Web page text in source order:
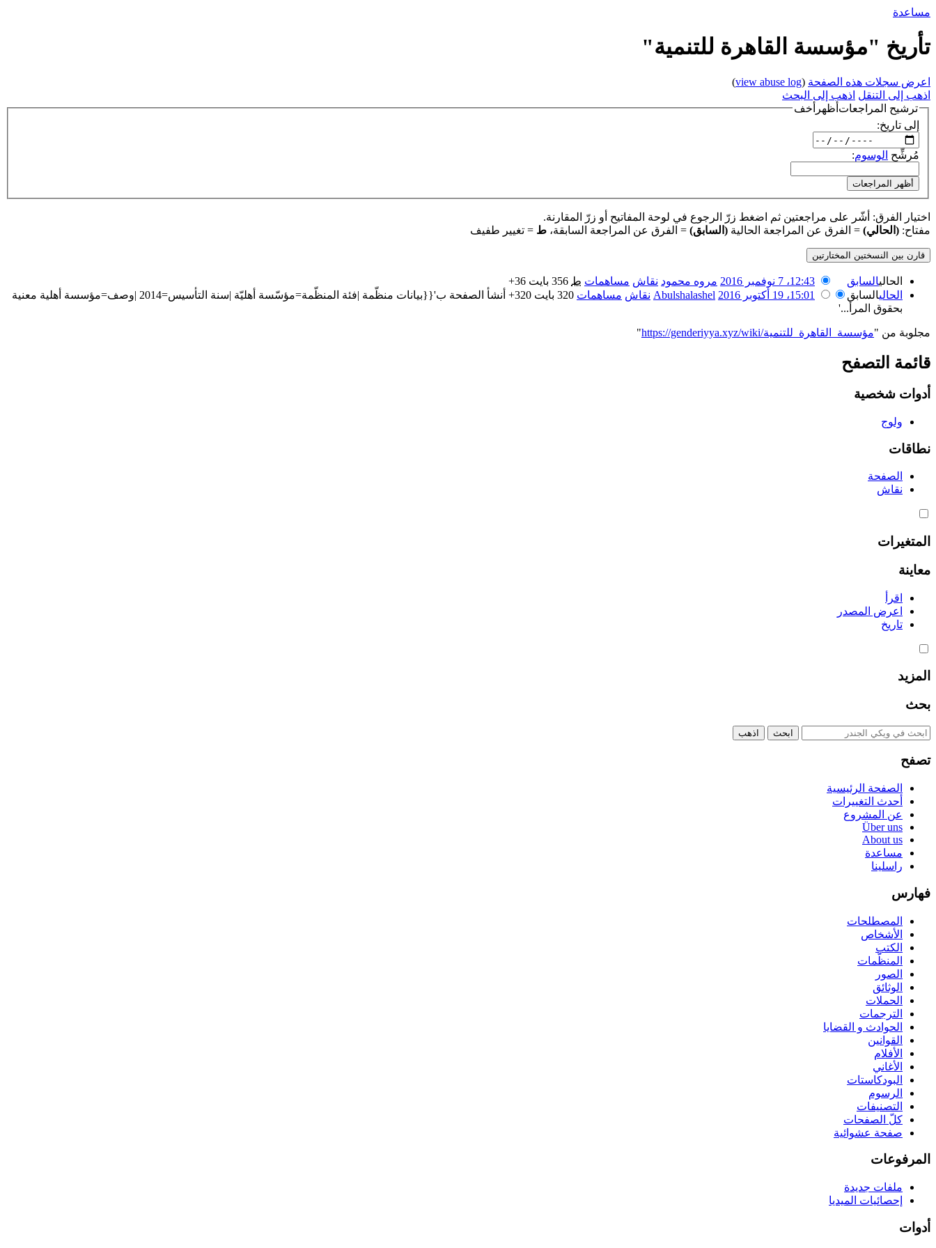
مساعدة
تأريخ "مؤسسة القاهرة للتنمية"
اعرض سجلات هذه الصفحة (
view abuse log
)
اذهب إلى التنقل اذهب إلى البحث
ترشيح المراجعات أظهر أخف
إلى تاريخ:
مُرشِّح الوسوم:
أظهر المراجعات
اختيار الفرق: أشّر على مراجعتين ثم اضغط زرّ الرجوع في لوحة المفاتيح أو زرّ المقارنة.
مفتاح: (الحالي) = الفرق عن المراجعة الحالية (السابق) = الفرق عن المراجعة السابقة، ط = تغيير طفيف
الحاليالسابق 12:43، 7 نوفمبر 2016 مروه محمود نقاش مساهمات ط 356 بايت
+36
الحاليالسابق 15:01، 19 أكتوبر 2016 Abulshalashel نقاش مساهمات 320 بايت +320
أنشأ الصفحة ب'{{بيانات منظّمة |فئة المنظّمة=مؤسّسة أهليّة |سنة التأسيس=2014 |وصف=مؤسسة أهلية معنية
بحقوق المرأ...'
مجلوبة من "https://genderiyya.xyz/wiki/مؤسسة_القاهرة_للتنمية "
قائمة التصفح
أدوات شخصية
ولوج
نطاقات
الصفحة
نقاش
المتغيرات
معاينة
اقرأ
اعرض المصدر
تاريخ
المزيد
بحث
تصفح
الصفحة الرئيسية
أحدث التغييرات
عن المشروع
Über uns
About us
مساعدة
راسلينا
فهارس
المصطلحات
الأشخاص
الكتب
المنظّمات
الصور
الوثائق
الحملات
الترجمات
الحوادث و القضايا
القوانين
الأفلام
الأغاني
البودكاستات
الرسوم
التصنيفات
كلّ الصفحات
صفحة عشوائية
المرفوعات
ملفات جديدة
إحصائيات الميديا
أدوات